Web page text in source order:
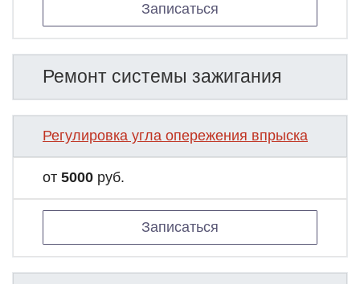
Записаться
Ремонт системы зажигания
Регулировка угла опережения впрыска
от 5000 руб.
Записаться